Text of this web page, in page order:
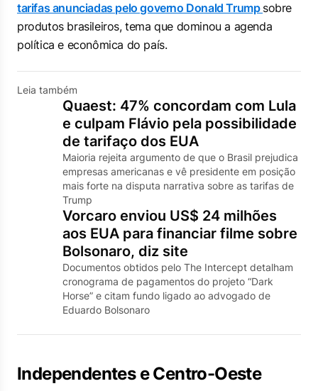
tarifas anunciadas pelo governo Donald Trump sobre
produtos brasileiros, tema que dominou a agenda
política e econômica do país.
Leia também
Quaest: 47% concordam com Lula
e culpam Flávio pela possibilidade
de tarifaço dos EUA
Maioria rejeita argumento de que o Brasil prejudica
empresas americanas e vê presidente em posição
mais forte na disputa narrativa sobre as tarifas de
Trump
Vorcaro enviou US$ 24 milhões
aos EUA para financiar filme sobre
Bolsonaro, diz site
Documentos obtidos pelo The Intercept detalham
cronograma de pagamentos do projeto “Dark
Horse” e citam fundo ligado ao advogado de
Eduardo Bolsonaro
Independentes e Centro-Oeste